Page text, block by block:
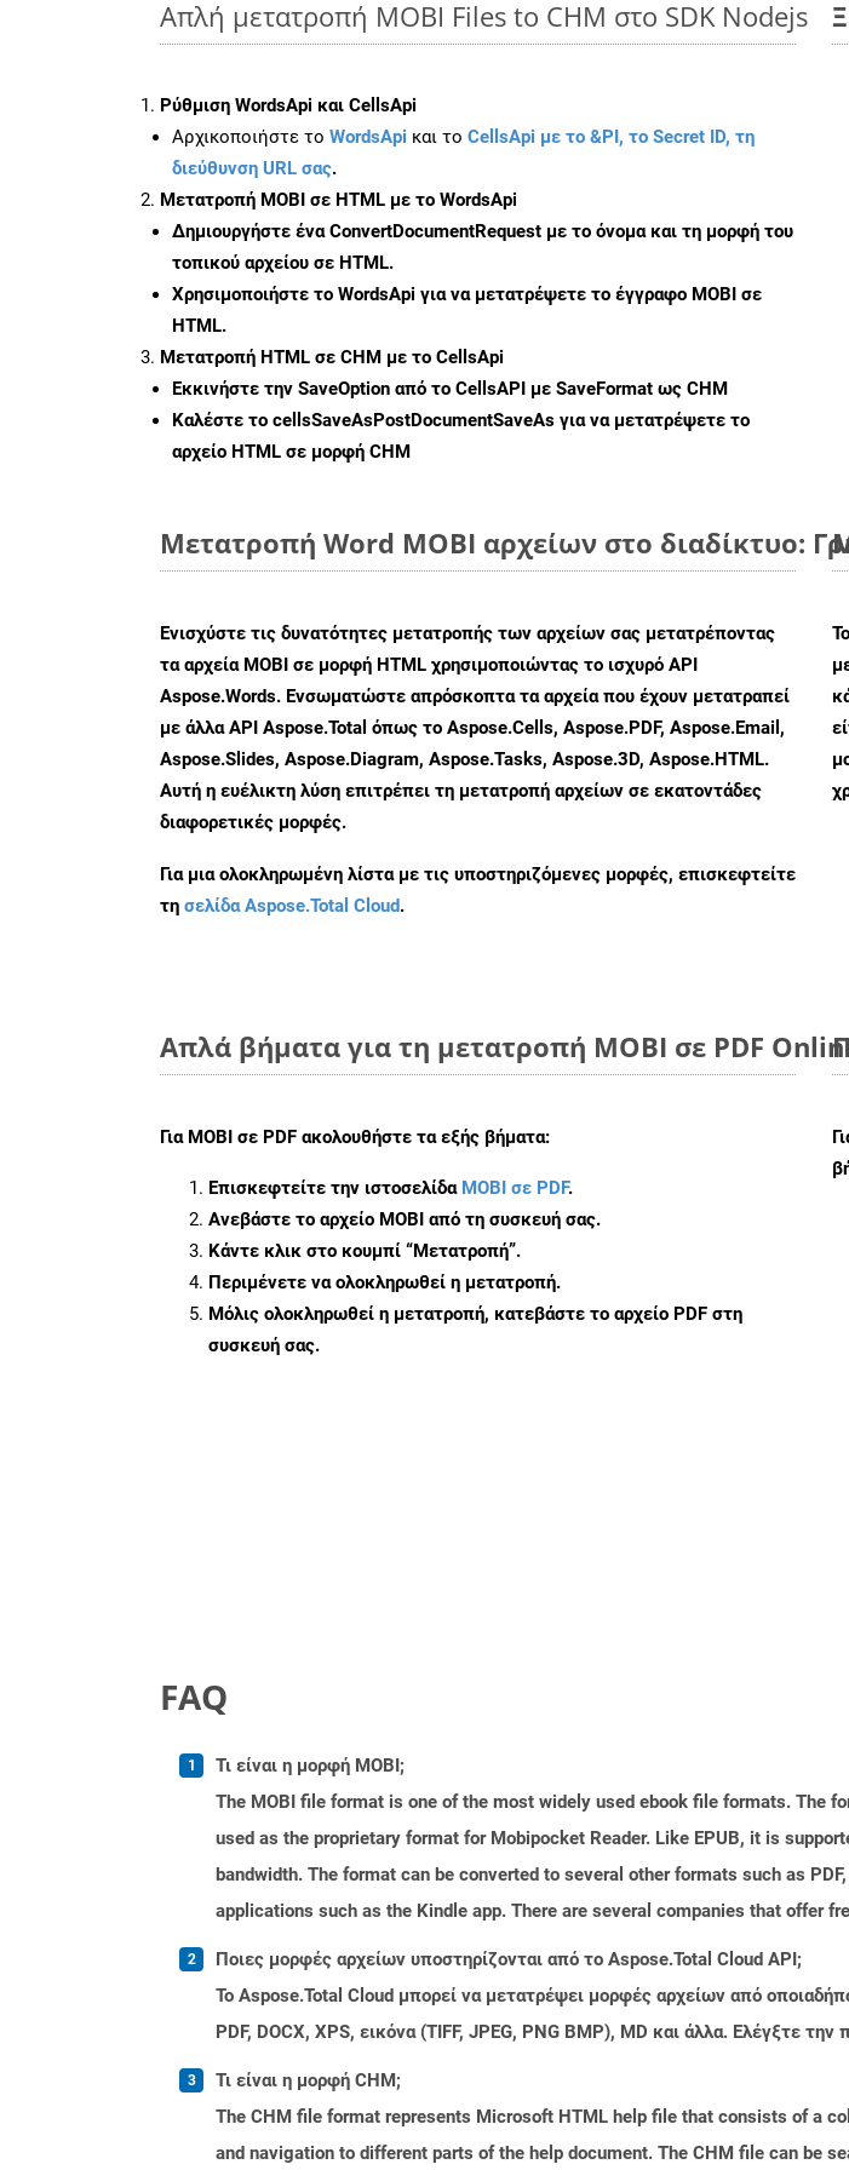
Απλή μετατροπή MOBI Files to CHM στο SDK Nodejs
Ρύθμιση WordsApi και CellsApi
Αρχικοποιήστε το WordsApi και το CellsApi με το &PI, το Secret ID, τη
διεύθυνση URL σας.
Μετατροπή MOBI σε HTML με το WordsApi
Δημιουργήστε έναConvertDocumentRequest με το όνομα και τη μορφή του
τοπικού αρχείου σε HTML.
Χρησιμοποιήστε το WordsApi για να μετατρέψετε το έγγραφο MOBI σε
HTML.
Μετατροπή HTML σε CHM με το CellsApi
Εκκινήστε την SaveOption από το CellsAPI με SaveFormat ως CHM
Καλέστε το cellsSaveAsPostDocumentSaveAs για να μετατρέψετε το
αρχείο HTML σε μορφή CHM
Μετατροπή Word MOBI αρχείων στο διαδίκτυο:
Ενισχύστε τις δυνατότητες μετατροπής των αρχείων σας μετατρέποντας
τα αρχεία MOBI σε μορφή HTML χρησιμοποιώντας το ισχυρό API
Aspose.Words. Ενσωματώστε απρόσκοπτα τα αρχεία που έχουν μετατραπεί
με άλλα API Aspose.Total όπως το Aspose.Cells, Aspose.PDF, Aspose.Email,
Aspose.Slides, Aspose.Diagram, Aspose.Tasks, Aspose.3D, Aspose.HTML.
Αυτή η ευέλικτη λύση επιτρέπει τη μετατροπή αρχείων σε εκατοντάδες
διαφορετικές μορφές.
Για μια ολοκληρωμένη λίστα με τις υποστηριζόμενες μορφές, επισκεφτείτε
τη σελίδα Aspose.Total Cloud.
Απλά βήματα για τη μετατροπή MOBI σε PDF
Για MOBI σε PDF ακολουθήστε τα εξής βήματα:
Επισκεφτείτε την ιστοσελίδα MOBI σε PDF.
Ανεβάστε το αρχείο MOBI από τη συσκευή σας.
Κάντε κλικ στο κουμπί “Μετατροπή”.
Περιμένετε να ολοκληρωθεί η μετατροπή.
Μόλις ολοκληρωθεί η μετατροπή, κατεβάστε το αρχείο PDF στη
συσκευή σας.
FAQ
Τι είναι η μορφή MOBI;
The MOBI file format is one of the most widely used ebook file formats. The
used as the proprietary format for Mobipocket Reader. Like EPUB, it is
bandwidth. The format can be converted to several other formats such as
applications such as the Kindle app. There are several companies that offer
Ποιες μορφές αρχείων υποστηρίζονται από το Aspose.Total Cloud API;
Το Aspose.Total Cloud μπορεί να μετατρέψει μορφές αρχείων από
PDF, DOCX, XPS, εικόνα (TIFF, JPEG, PNG BMP), MD και άλλα. Ελέγξτε την
Τι είναι η μορφή CHM;
The CHM file format represents Microsoft HTML help file that consists of a
and navigation to different parts of the help document. The CHM file can be